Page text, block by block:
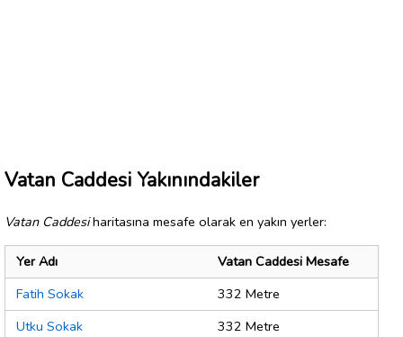
Vatan Caddesi Yakınındakiler
Vatan Caddesiharitasına mesafe olarak en yakın yerler:
Yer Adı
Vatan Caddesi Mesafe
Fatih Sokak
332 Metre
Utku Sokak
332 Metre